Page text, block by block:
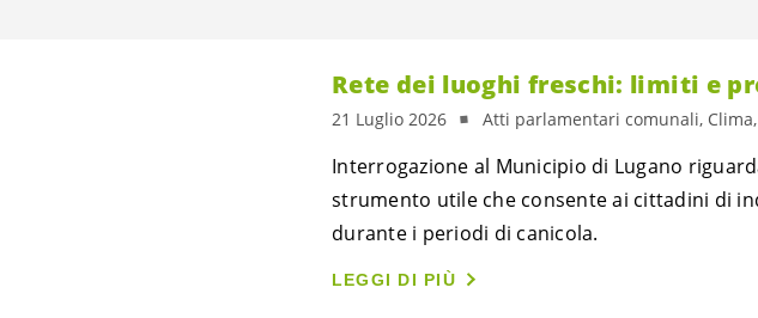
Rete dei luoghi freschi: limiti e
21 Luglio 2026 Atti parlamentari comunali,
Interrogazione al Municipio di Lugano
strumento utile che consente ai cittadini di
durante i periodi di canicola.
LEGGI DI PIÙ